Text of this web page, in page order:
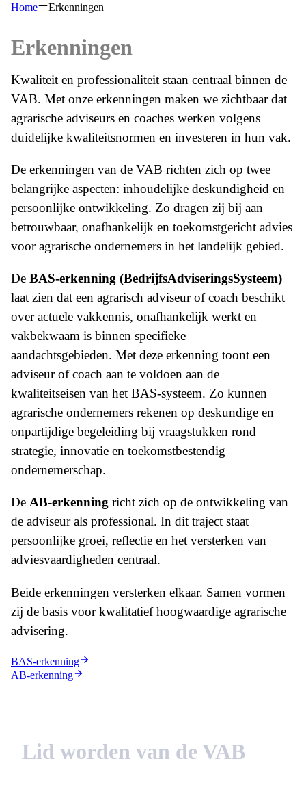
Home Erkenningen
Erkenningen
Kwaliteit en professionaliteit staan centraal binnen de
VAB. Met onze erkenningen maken we zichtbaar dat
agrarische adviseurs en coaches werken volgens
duidelijke kwaliteitsnormen en investeren in hun vak.
De erkenningen van de VAB richten zich op twee
belangrijke aspecten: inhoudelijke deskundigheid en
persoonlijke ontwikkeling. Zo dragen zij bij aan
betrouwbaar, onafhankelijk en toekomstgericht advies
voor agrarische ondernemers in het landelijk gebied.
De BAS-erkenning (BedrijfsAdviseringsSysteem)
laat zien dat een agrarisch adviseur of coach beschikt
over actuele vakkennis, onafhankelijk werkt en
vakbekwaam is binnen specifieke
aandachtsgebieden. Met deze erkenning toont een
adviseur of coach aan te voldoen aan de
kwaliteitseisen van het BAS-systeem. Zo kunnen
agrarische ondernemers rekenen op deskundige en
onpartijdige begeleiding bij vraagstukken rond
strategie, innovatie en toekomstbestendig
ondernemerschap.
De AB-erkenning richt zich op de ontwikkeling van
de adviseur als professional. In dit traject staat
persoonlijke groei, reflectie en het versterken van
adviesvaardigheden centraal.
Beide erkenningen versterken elkaar. Samen vormen
zij de basis voor kwalitatief hoogwaardige agrarische
advisering.
BAS-erkenning
AB-erkenning
Lid worden van de VAB